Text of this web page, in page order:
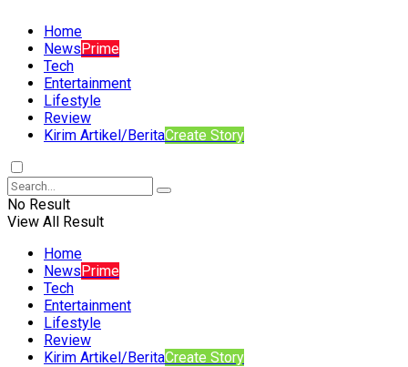
Home
NewsPrime
Tech
Entertainment
Lifestyle
Review
Kirim Artikel/BeritaCreate Story
No Result
View All Result
Home
NewsPrime
Tech
Entertainment
Lifestyle
Review
Kirim Artikel/BeritaCreate Story